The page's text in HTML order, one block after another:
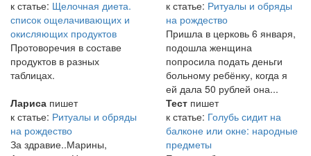
к статье: Щелочная диета.
список ощелачивающих и
окисляющих продуктов
Протоворечия в составе
продуктов в разных
таблицах.
к статье: Ритуалы и обряды
на рождество
Пришла в церковь 6 января,
подошла женщина
попросила подать деньги
больному ребёнку, когда я
ей дала 50 рублей она...
Лариса пишет
к статье: Ритуалы и обряды
на рождество
За здравие..Марины,
Тест пишет
к статье: Голубь сидит на
балконе или окне: народные
предметы